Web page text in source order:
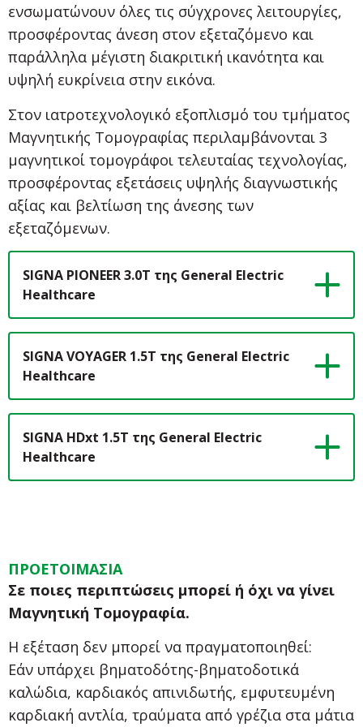
ενσωματώνουν όλες τις σύγχρονες λειτουργίες,
προσφέροντας άνεση στον εξεταζόμενο και
παράλληλα μέγιστη διακριτική ικανότητα και
υψηλή ευκρίνεια στην εικόνα.
Στον ιατροτεχνολογικό εξοπλισμό του τμήματος
Μαγνητικής Τομογραφίας περιλαμβάνονται 3
μαγνητικοί τομογράφοι τελευταίας τεχνολογίας,
προσφέροντας εξετάσεις υψηλής διαγνωστικής
αξίας και βελτίωση της άνεσης των
εξεταζόμενων.
SIGNA PIONEER 3.0T της General Electric
Healthcare
SIGNA VOYAGER 1.5T της General Electric
Healthcare
SIGNA HDxt 1.5T της General Electric
Healthcare
ΠΡΟΕΤΟΙΜΑΣΙΑ
Σε ποιες περιπτώσεις μπορεί ή όχι να γίνει
Μαγνητική Τομογραφία.
Η εξέταση δεν μπορεί να πραγματοποιηθεί:
Εάν υπάρχει βηματοδότης-βηματοδοτικά
καλώδια, καρδιακός απινιδωτής, εμφυτευμένη
καρδιακή αντλία, τραύματα από γρέζια στα μάτια